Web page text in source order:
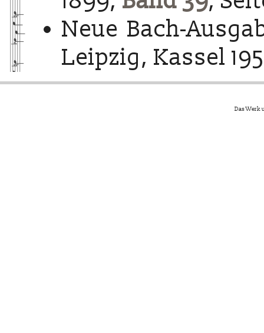
Neue Bach-
Leipzig, Kassel
Das Werk